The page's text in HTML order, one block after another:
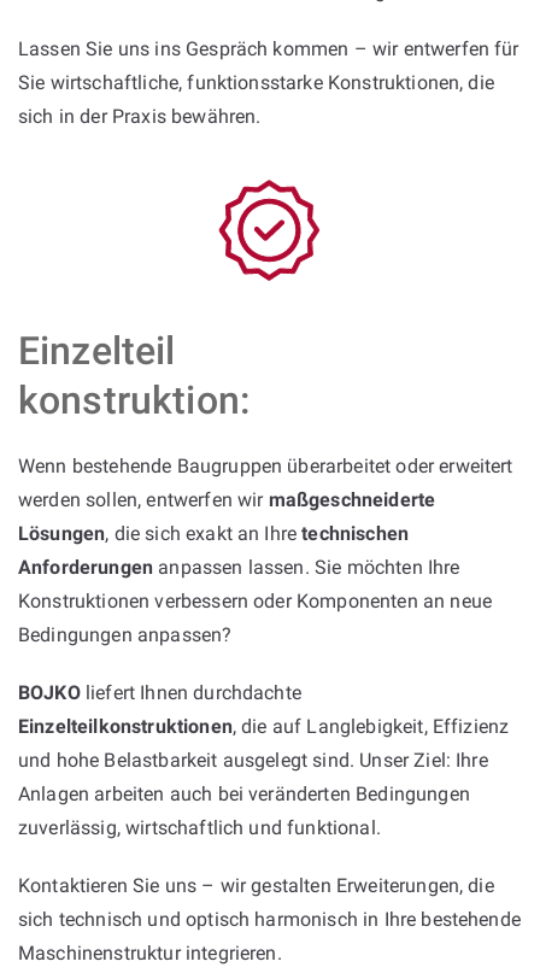
Lassen Sie uns ins Gespräch kommen – wir entwerfen für
Sie wirtschaftliche, funktionsstarke Konstruktionen, die
sich in der Praxis bewähren.
Einzelteil
konstruktion:
Wenn bestehende Baugruppen überarbeitet oder erweitert
werden sollen, entwerfen wir maßgeschneiderte
Lösungen, die sich exakt an Ihretechnischen
Anforderungen anpassen lassen. Sie möchten Ihre
Konstruktionen verbessern oder Komponenten an neue
Bedingungen anpassen?
BOJKOliefert Ihnen durchdachte
Einzelteilkonstruktionen, die auf Langlebigkeit, Effizienz
und hohe Belastbarkeit ausgelegt sind. Unser Ziel: Ihre
Anlagen arbeiten auch bei veränderten Bedingungen
zuverlässig, wirtschaftlich und funktional.
Kontaktieren Sie uns – wir gestalten Erweiterungen, die
sich technisch und optisch harmonisch in Ihre bestehende
Maschinenstruktur integrieren.